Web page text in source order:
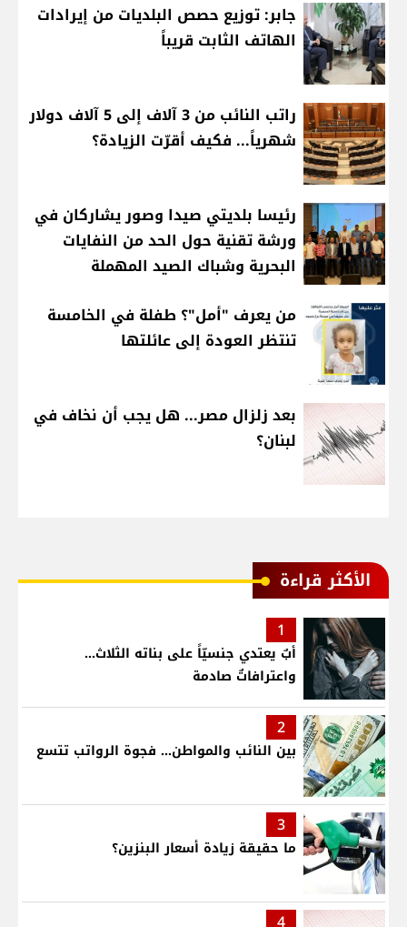
جابر: توزيع حصص البلديات من إيرادات
الهاتف الثابت قريباً
راتب النائب من 3 آلاف إلى 5 آلاف دولار
شهرياً... فكيف أقرّت الزيادة؟
رئيسا بلديتي صيدا وصور يشاركان في
ورشة تقنية حول الحد من النفايات
البحرية وشباك الصيد المهملة
من يعرف "أمل"؟ طفلة في الخامسة
تنتظر العودة إلى عائلتها
بعد زلزال مصر... هل يجب أن نخاف في
لبنان؟
الأكثر قراءة
1
أبٌ يعتدي جنسيّاً على بناته الثلاث…
واعترافاتٌ صادمة
2
بين النائب والمواطن... فجوة الرواتب تتسع
3
ما حقيقة زيادة أسعار البنزين؟